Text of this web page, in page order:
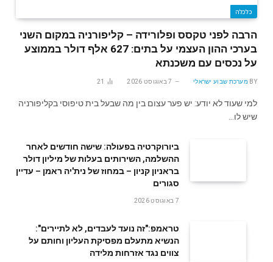
כלכלה
הרבה לפני טקסס ופלורידה – קליפורניה במקום השני
בערכי ההון העצמי על בתים: 627 אלף דולר בממוצע
על נכסים עם משכנתא
BY מערכת שבוע ישראלי 7 באוגוסט 2026 21
למי שעוד לא יודע: יש פער עצום בין מה שבעל בית טיפוסי בקליפורניה
שיש לו…
ביורוקרטיה בפעולה: שישה חודשים לאחר
ההשלמה, השירותים בעלות של מיליון דולר
בראניון קניון – במחוז של נית'יה ראמן – עדיין
סגורים
7 באוגוסט 2026
טראמפ:"זה נועד לעבדים, לא לתיירים":
הנשיא מתעלם מפסיקת העליון וחותם על
צווים נגד אזרחות מלידה